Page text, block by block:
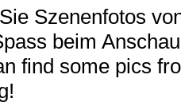
Szenenfotos
beim
find some pics